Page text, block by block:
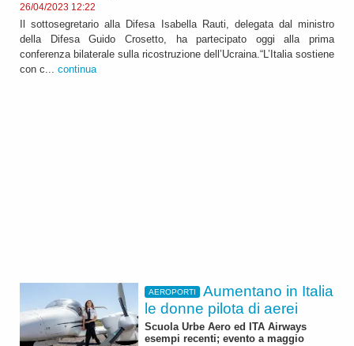
26/04/2023 12:22
Il sottosegretario alla Difesa Isabella Rauti, delegata dal ministro
della Difesa Guido Crosetto, ha partecipato oggi alla prima
conferenza bilaterale sulla ricostruzione dell’Ucraina.“L’Italia sostiene
con c... continua
AEROPORTI
Aumentano in Italia
le donne pilota di aerei
Scuola Urbe Aero ed ITA Airways
esempi recenti; evento a maggio